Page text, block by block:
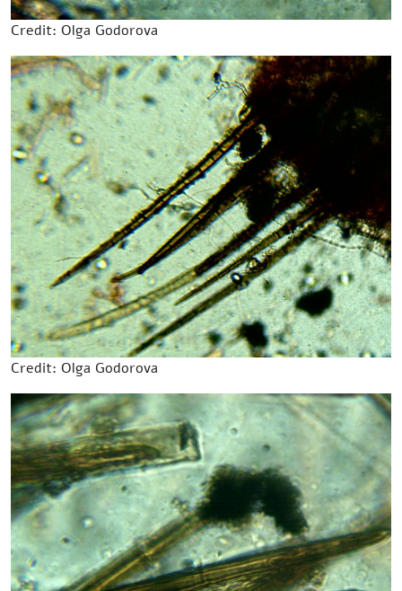
Credit: Olga Godorova
Credit: Olga Godorova